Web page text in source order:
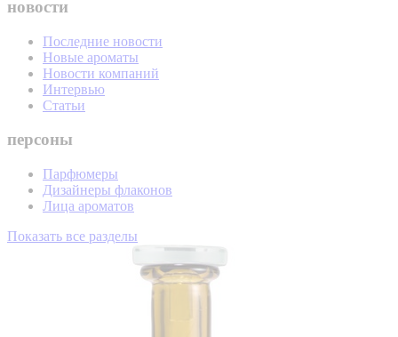
новости
Последние новости
Новые ароматы
Новости компаний
Интервью
Статьи
персоны
Парфюмеры
Дизайнеры флаконов
Лица ароматов
Показать все разделы